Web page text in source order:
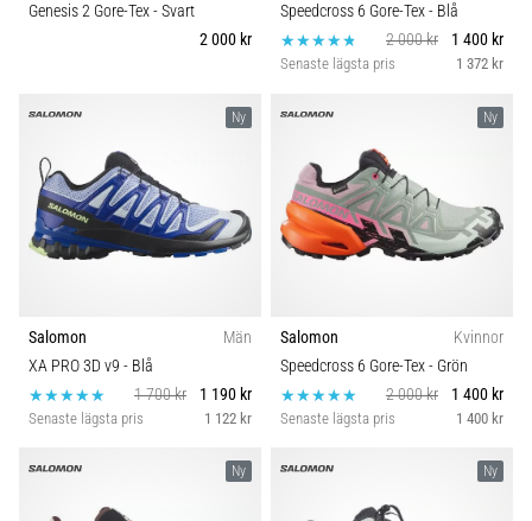
Genesis 2 Gore-Tex- Svart
2 000 kr
Speedcross 6 Gore-Tex- Blå
2 000 kr
1 400 kr
Senaste lägsta pris 1 372 kr
Ny
Salomon
Män
XA PRO 3D v9 - Blå
1 700 kr
1 190 kr
Senaste lägsta pris 1 122 kr
Ny
Salomon
Kvinnor
Speedcross 6 Gore-Tex- Grön
2 000 kr
1 400 kr
Senaste lägsta pris 1 400 kr
Ny Ny